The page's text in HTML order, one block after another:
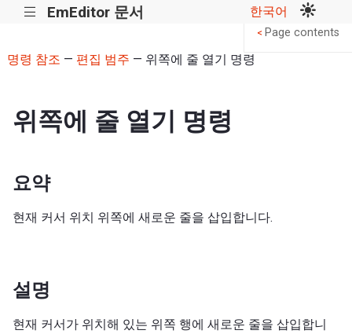
||| EmEditor 문서 한국어
명령 참조 — 편집 범주 — 위쪽에 줄 열기 명령
위쪽에 줄 열기 명령
요약
현재 커서 위치 위쪽에 새로운 줄을 삽입합니다.
설명
현재 커서가 위치해 있는 위쪽 행에 새로운 줄을 삽입합니
< Page contents